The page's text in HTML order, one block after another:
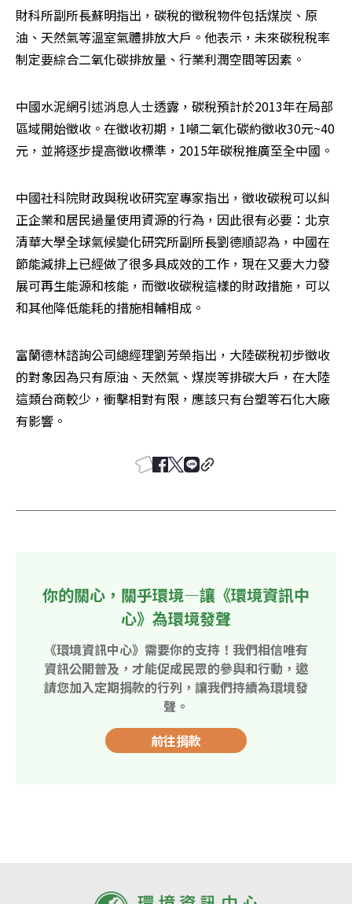
財科所副所長蘇明指出，碳稅的徵稅物件包括煤炭、原
油、天然氣等溫室氣體排放大戶。他表示，未來碳稅稅率
制定要綜合二氧化碳排放量、行業利潤空間等因素。
中國水泥網引述消息人士透露，碳稅預計於2013年在局部
區域開始徵收。在徵收初期，1噸二氧化碳約徵收30元~40
元，並將逐步提高徵收標準，2015年碳稅推廣至全中國。
中國社科院財政與稅收研究室專家指出，徵收碳稅可以糾
正企業和居民過量使用資源的行為，因此很有必要：北京
清華大學全球氣候變化研究所副所長劉德順認為，中國在
節能減排上已經做了很多具成效的工作，現在又要大力發
展可再生能源和核能，而徵收碳稅這樣的財政措施，可以
和其他降低能耗的措施相輔相成。
富蘭德林諮詢公司總經理劉芳榮指出，大陸碳稅初步徵收
的對象因為只有原油、天然氣、煤炭等排碳大戶，在大陸
這類台商較少，衝擊相對有限，應該只有台塑等石化大廠
有影響。
你的關心，關乎環境—讓《環境資訊中
心》為環境發聲
《環境資訊中心》需要你的支持！我們相信唯有
資訊公開普及，才能促成民眾的參與和行動，邀
請您加入定期捐款的行列，讓我們持續為環境發
聲。
前往捐款